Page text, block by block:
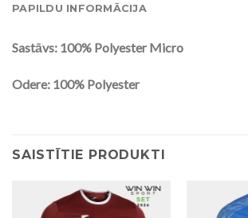
PAPILDU INFORMĀCIJA
Sastāvs: 100% Polyester Micro
Odere: 100% Polyester
SAISTĪTIE PRODUKTI